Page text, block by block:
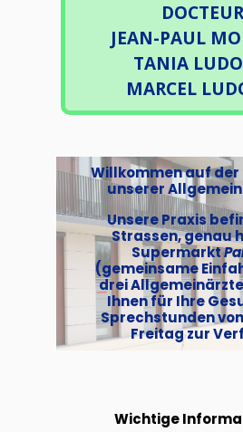
JEAN-PAUL
TANIA
MARCEL
Willkommen auf
unserer
Unsere Praxis
Strassen, genau
Supermarkt
(gemeinsame
drei
Ihnen für Ihre
Sprechstunden
Freitag zur
Wichtige